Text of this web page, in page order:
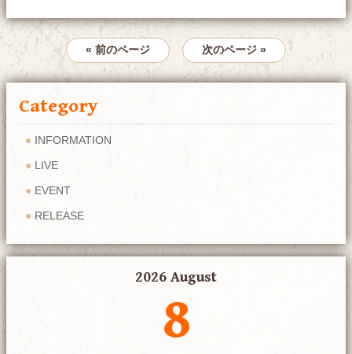
« 前のページ 次のページ »
Category
INFORMATION
LIVE
EVENT
RELEASE
2026 August
8